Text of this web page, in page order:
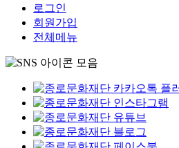
로그인
회원가입
전체메뉴